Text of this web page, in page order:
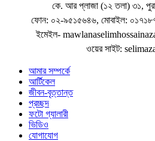
কে. আর প্লাজা (১২ তলা) ৩১,
ফোন: ০২-৯৫১৫৬৪৬, মোবাইল:
ইমেইল-
ওয়ের সাইট:
আমার সম্পর্কে
আর্টিকেল
জীবন-বৃত্তান্ত
প্রচ্ছদ
ফটো গ্যালারী
ভিডিও
যোগাযোগ